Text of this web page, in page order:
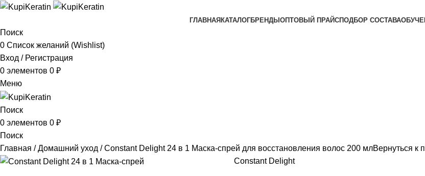
ГЛАВНАЯ КАТАЛОГБРЕНДЫ ОПТОВЫЙ ПРАЙСПОДБОР СОСТАВА
Поиск
0 Список желаний (Wishlist)
Вход / Регистрация
0 элементов 0 ₽
Меню
Поиск
0 элементов 0 ₽
Поиск
Главная
Домашний уход Constant Delight 24 в 1 Маска-спрей для восстановления волос 200 млВернуться к
Constant Delight